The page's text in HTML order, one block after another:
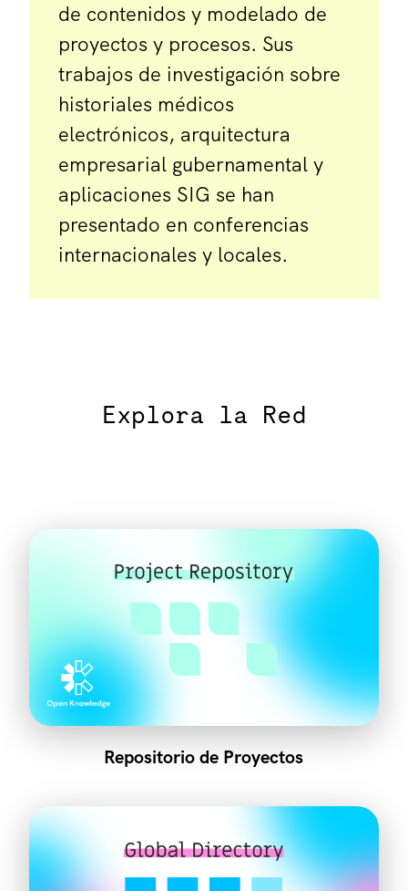
de contenidos y modelado de
proyectos y procesos. Sus
trabajos de investigación sobre
historiales médicos
electrónicos, arquitectura
empresarial gubernamental y
aplicaciones SIG se han
presentado en conferencias
internacionales y locales.
Explora la Red
Repositorio de Proyectos